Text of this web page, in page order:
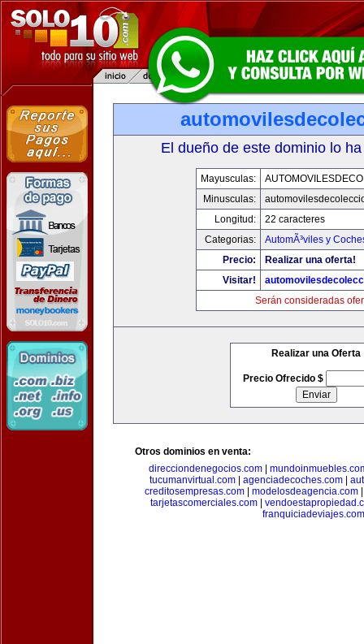
El dueño de este dominio lo
Mayusculas:
Minusculas:
Longitud:
22 caracteres
Categorias:
AutomÃ³viles y
Precio:
Realizar una oferta!
Visitar!
Serán consideradas
Realizar una Oferta
Precio Ofrecido $
Otros dominios en venta:
direcciondenegocios.com
tucumanvirtual.com| agenciadecoches.com|
creditosempresas.com| modelosdeagencia.com
tarjetascomerciales.com|
franquiciadeviajes.com